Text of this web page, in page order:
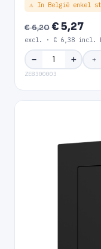
⚠ In België enkel
€ 6,20€ 5,27
excl. · € 6,38 incl.
− ＋ ＋
ZE8300003